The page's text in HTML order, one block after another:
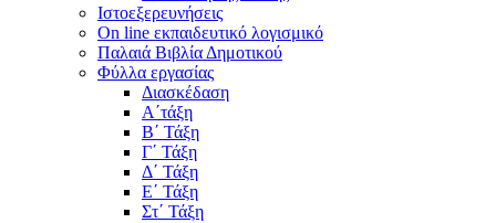
Ιστοεξερευνήσεις
On line εκπαιδευτικό λογισμικό
Παλαιά Βιβλία Δημοτικού
Φύλλα εργασίας
Διασκέδαση
Α΄τάξη
Β΄ Τάξη
Γ΄ Τάξη
Δ΄ Τάξη
Ε΄ Τάξη
Στ΄ Τάξη